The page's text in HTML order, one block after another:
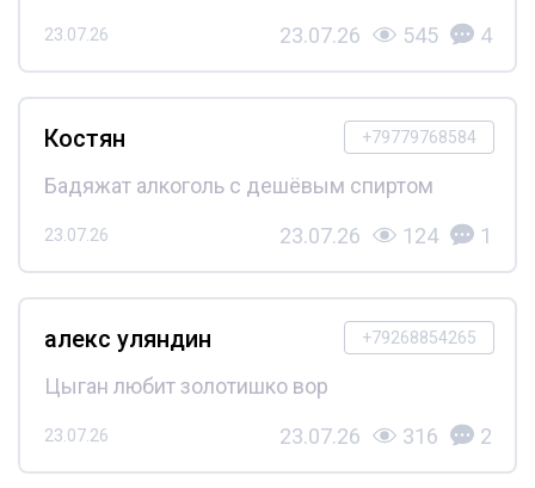
23.07.26 23.07.26 545 4
+79779768584
Костян
Бадяжат алкоголь с дешёвым спиртом
23.07.26 23.07.26 124 1
+79268854265
алекс уляндин
Цыган любит золотишко вор
23.07.26 23.07.26 316 2